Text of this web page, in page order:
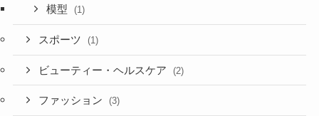
模型 (1)
スポーツ (1)
ビューティー・ヘルスケア (2)
ファッション (3)